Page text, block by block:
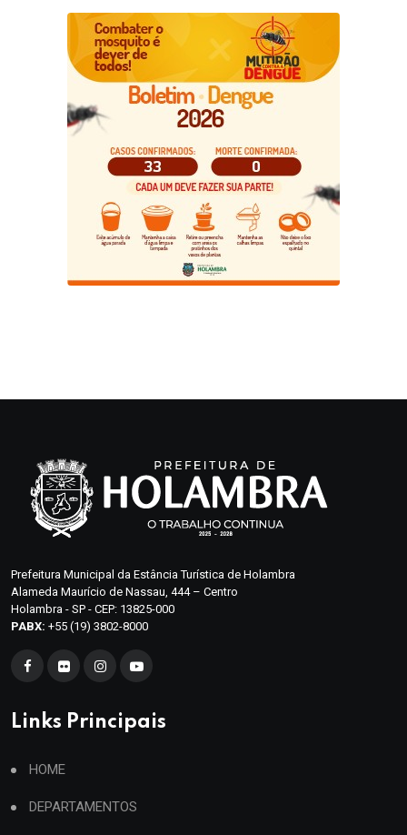
Prefeitura Municipal da Estância Turística de Holambra
Alameda Maurício de Nassau, 444 – Centro
Holambra - SP - CEP: 13825-000
PABX: +55 (19) 3802-8000
Links Principais
HOME
DEPARTAMENTOS